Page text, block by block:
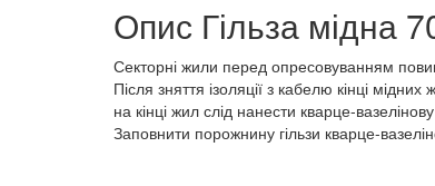
Опис Гільза мідна
Секторні жили перед опресовуванням
Після зняття ізоляції з кабелю кінці
на кінці жил слід нанести кварце-
Заповнити порожнину гільзи кварце-